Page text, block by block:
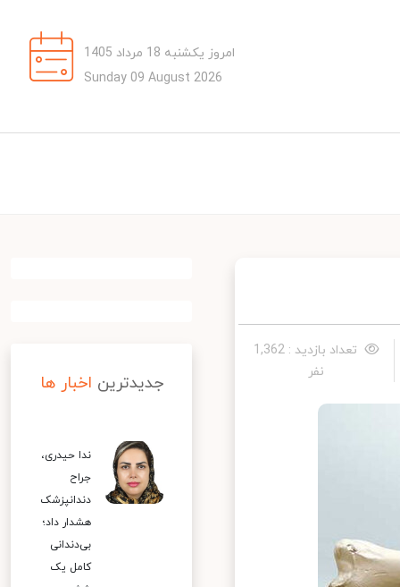
امروز یکشنبه 18 مرداد 1405
Sunday 09 August 2026
تعداد بازدید : 1,362
نفر
جدیدترین اخبار ها
ندا حیدری،
جراح
دندانپزشک
هشدار داد؛
بی‌دندانی
کامل یک